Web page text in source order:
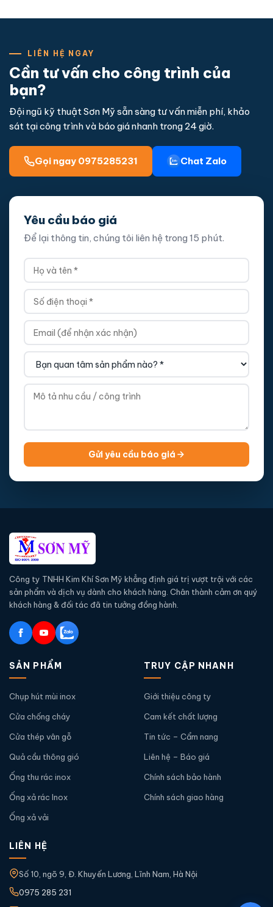
LIÊN HỆ NGAY
Cần tư vấn cho công trình của
bạn?
Đội ngũ kỹ thuật Sơn Mỹ sẵn sàng tư vấn miễn phí, khảo
sát tại công trình và báo giá nhanh trong 24 giờ.
Gọi ngay 0975285231 Chat Zalo
Yêu cầu báo giá
Để lại thông tin, chúng tôi liên hệ trong 15 phút.
Gửi yêu cầu báo giá
Công ty TNHH Kim Khí Sơn Mỹ khẳng định giá trị vượt trội với các
sản phẩm và dịch vụ dành cho khách hàng. Chân thành cảm ơn quý
khách hàng & đối tác đã tin tưởng đồng hành.
SẢN PHẨM
Chụp hút mùi inox
Cửa chống cháy
Cửa thép vân gỗ
Quả cầu thông gió
Ống thu rác inox
Ống xả rác Inox
Ống xả vải
TRUY CẬP NHANH
Giới thiệu công ty
Cam kết chất lượng
Tin tức – Cẩm nang
Liên hệ – Báo giá
Chính sách bảo hành
Chính sách giao hàng
LIÊN HỆ
Số 10, ngõ 9, Đ. Khuyến Lương, Lĩnh Nam, Hà Nội
0975 285 231